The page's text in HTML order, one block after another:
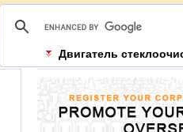
Двигатель